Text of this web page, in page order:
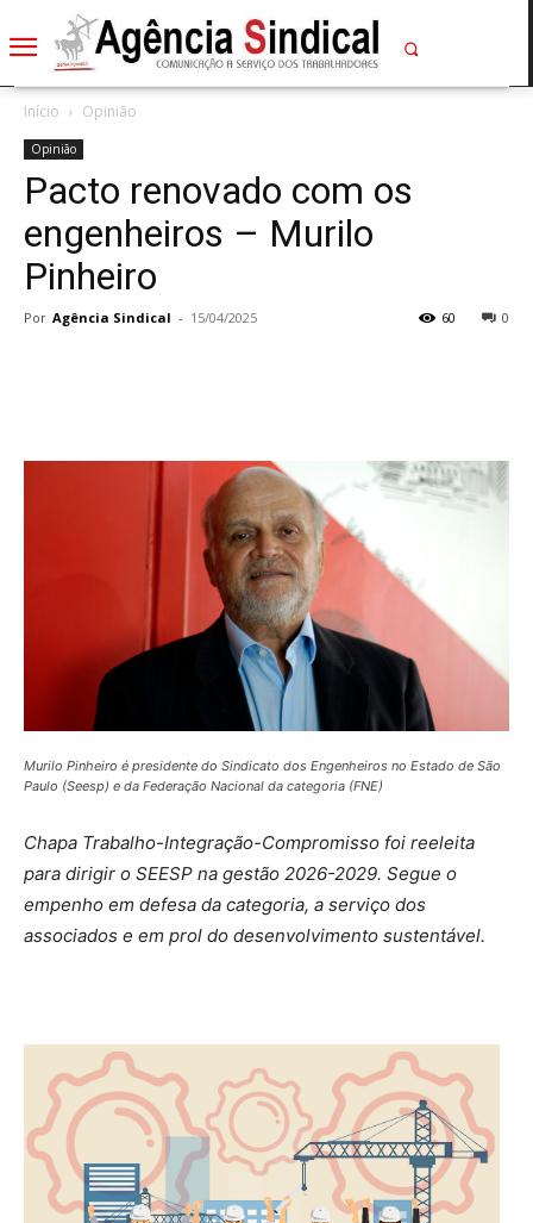
Início Opinião
Opinião
Pacto renovado com os
engenheiros – Murilo
Pinheiro
Por Agência Sindical - 15/04/2025 0
60
Murilo Pinheiro é presidente do Sindicato dos Engenheiros no Estado de São
Paulo (Seesp) e da Federação Nacional da categoria (FNE)
Chapa Trabalho-Integração-Compromisso foi reeleita
para dirigir o SEESP na gestão 2026-2029. Segue o
empenho em defesa da categoria, a serviço dos
associados e em prol do desenvolvimento sustentável.